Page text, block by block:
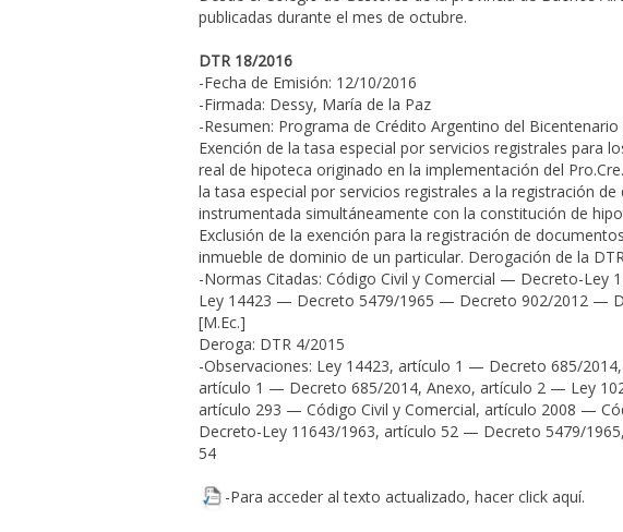
publicadas durante el mes de octubre.
DTR 18/2016
-Fecha de Emisión: 12/10/2016
-Firmada: Dessy, María de la Paz
-Resumen: Programa de Crédito Argentino del
Exención de la tasa especial por servicios registrales para
real de hipoteca originado en la implementación del
la tasa especial por servicios registrales a la registración
instrumentada simultáneamente con la constitución de
Exclusión de la exención para la registración de
inmueble de dominio de un particular. Derogación de la
-Normas Citadas: Código Civil y Comercial — Decreto-
Ley 14423 — Decreto 5479/1965 — Decreto 902/2012 —
[M.Ec.]
Deroga: DTR 4/2015
-Observaciones: Ley 14423, artículo 1 — Decreto 685/
artículo 1 — Decreto 685/2014, Anexo, artículo 2 — Ley
artículo 293 — Código Civil y Comercial, artículo 2008 —
Decreto-Ley 11643/1963, artículo 52 — Decreto 5479/
54
-Para acceder al texto actualizado, hacer click aquí.